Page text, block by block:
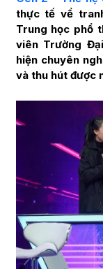
thực tế về
Trung học phổ
viên Trường
hiện chuyên
và thu hút được